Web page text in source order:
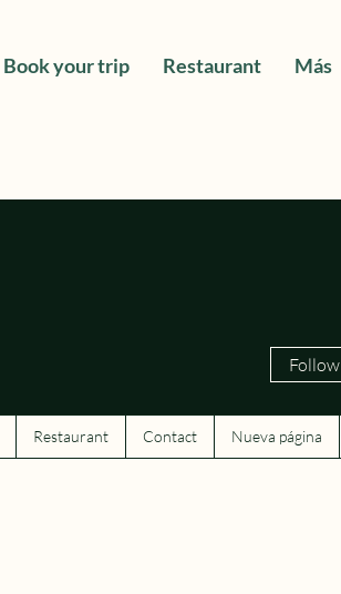
Book your trip Restaurant Más
Follow
Restaurant Contact Nueva página